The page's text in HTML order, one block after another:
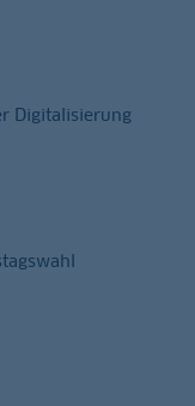
Digitalisierung